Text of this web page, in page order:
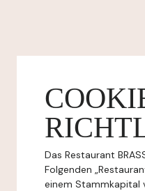
Das Restaurant
Folgenden
einem Stammkapital